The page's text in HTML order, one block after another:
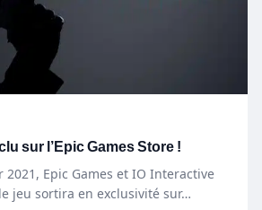
sur l’Epic Games Store !
2021, Epic Games et IO Interactive
jeu sortira en exclusivité sur…